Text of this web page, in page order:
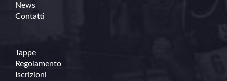
News
Contatti
Tappe
Regolamento
Iscrizioni